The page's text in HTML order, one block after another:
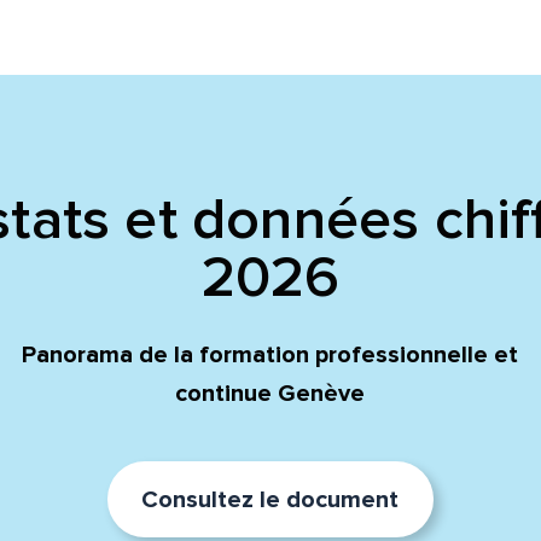
et données
2026
Panorama de la formation professionnelle et
continue Genève
Consultez le document